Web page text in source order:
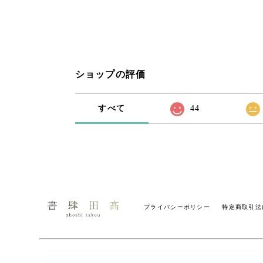
ショップの評価
すべて 44
プライバシーポリシー 特定商取引法